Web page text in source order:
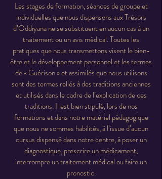
Les stages de formation, séances de groupe et
individuelles que nous dispensons aux Trésors
d’Oddiyana ne se substituent en aucun cas à un
traitement ou un avis médical. Toutes les
pratiques que nous transmettons visent le bien-
être et le développement personnel et les termes
de « Guérison » et assimilés que nous utilisons
sont des termes reliés à des traditions anciennes
et utilisés dans le cadre de l’explication de ces
traditions. Il est bien stipulé, lors de nos
formations et dans notre matériel pédagogique
que nous ne sommes habilités, à l’issue d’aucun
cursus dispensé dans notre centre, à poser un
diagnostique, prescrire un médicament,
interrompre un traitement médical ou faire un
pronostic.